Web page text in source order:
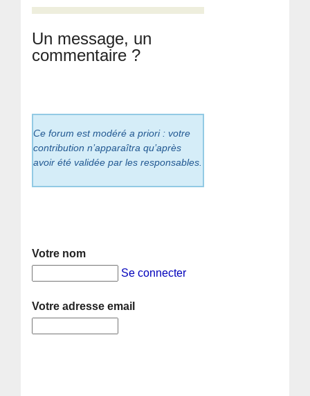
Un message, un
commentaire ?
Ce forum est modéré a priori : votre
contribution n’apparaîtra qu’après
avoir été validée par les responsables.
Votre nom
Se connecter
Votre adresse email